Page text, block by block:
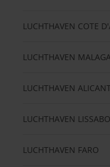
LUCHTHAVEN COTE
LUCHTHAVEN
LUCHTHAVEN
LUCHTHAVEN
LUCHTHAVEN FARO